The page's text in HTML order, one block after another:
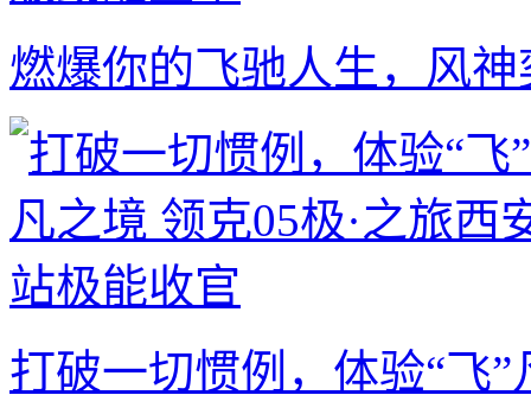
燃爆你的飞驰人生，风
打破一切惯例，体验“飞”